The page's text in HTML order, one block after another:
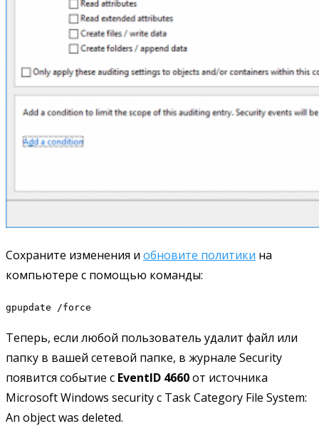
Сохраните изменения и обновите политики на
компьютере с помощью команды:
gpupdate /force
Теперь, если любой пользователь удалит файл или
папку в вашей сетевой папке, в журнале Security
появится событие c EventID 4660от источника
Microsoft Windows security с Task Сategory File System:
An object was deleted.